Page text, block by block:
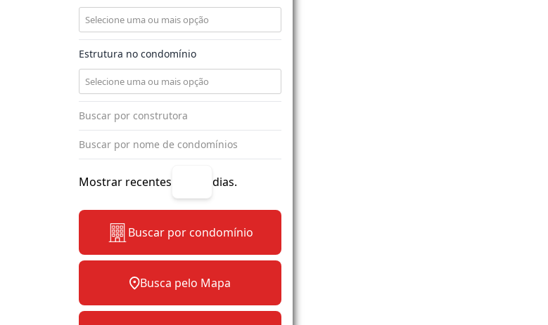
Estrutura no condomínio
Mostrar recentes dias.
Buscar por condomínio
Busca pelo Mapa